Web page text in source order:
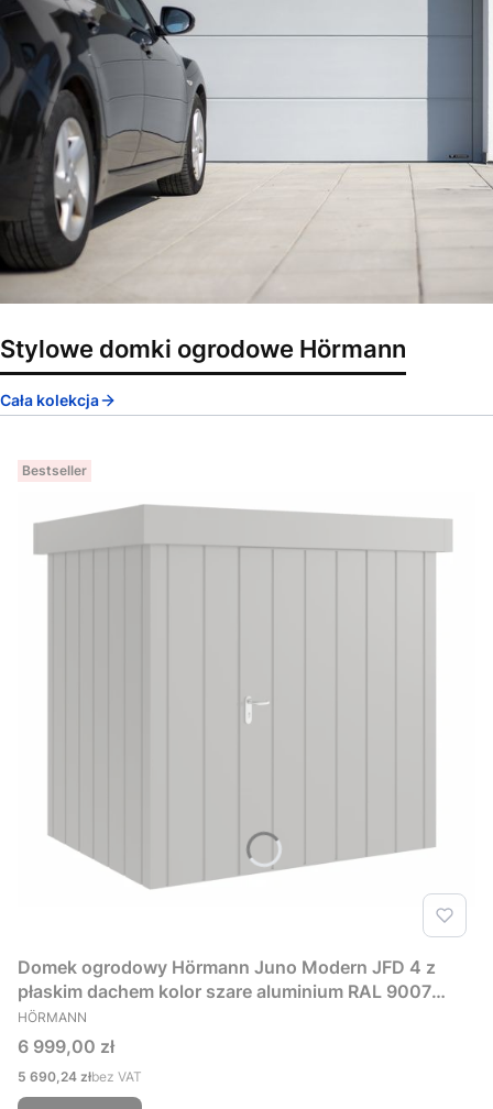
Stylowe domki ogrodowe Hörmann
Cała kolekcja
Bestseller
Domek ogrodowy Hörmann Juno Modern JFD 4 z
płaskim dachem kolor szare aluminium RAL 9007
229x181 cm
PRODUCENT
HÖRMANN
Cena
6 999,00 zł
Cena
5 690,24 złbez VAT